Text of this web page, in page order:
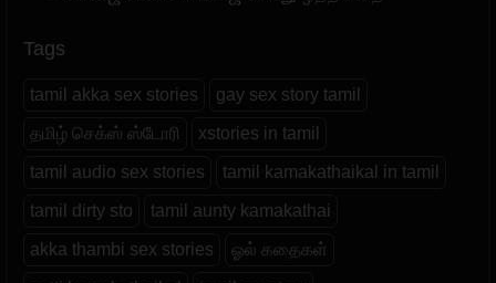
Tags
tamil akka sex stories gay sex story tamil
தமிழ் செக்ஸ் ஸ்டோரி xstories in tamil
tamil audio sex stories tamil kamakathaikal in tamil
tamil dirty sto tamil aunty kamakathai
akka thambi sex stories ஓல் கதைகள்